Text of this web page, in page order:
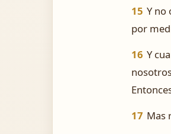
15 Y no
por
16 Y
17 Mas